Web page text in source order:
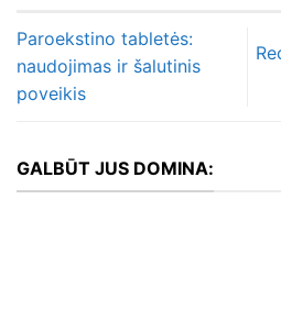
Paroekstino tabletės:
naudojimas ir šalutinis
poveikis
GALBŪT JUS DOMINA: